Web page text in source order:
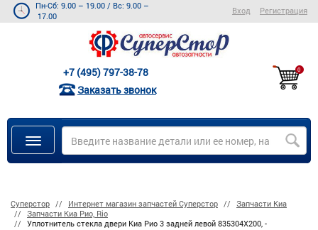
Пн-Сб: 9.00 – 19.00 / Вс: 9.00 –
17.00
Вход Регистрация
+7 (495) 797-38-78
Заказать звонок
0
Суперстор Интернет магазин запчастей Суперстор
Запчасти Киа
Запчасти Киа Рио, Rio
Уплотнитель стекла двери Киа Рио 3 задней левой 835304X200, -